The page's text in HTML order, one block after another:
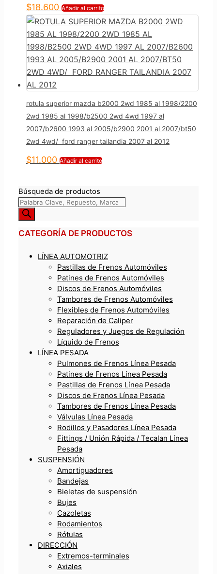
$18.600 Añadir al carrito
rotula superior mazda b2000 2wd 1985 al 1998/2200
2wd 1985 al 1998/b2500 2wd 4wd 1997 al
2007/b2600 1993 al 2005/b2900 2001 al 2007/bt50
2wd 4wd/ ford ranger tailandia 2007 al 2012
$11.000 Añadir al carrito
Búsqueda de productos
CATEGORÍA DE PRODUCTOS
LÍNEA AUTOMOTRIZ
Pastillas de Frenos Automóviles
Patines de Frenos Automóviles
Discos de Frenos Automóviles
Tambores de Frenos Automóviles
Flexibles de Frenos Automóviles
Reparación de Caliper
Reguladores y Juegos de Regulación
Líquido de Frenos
LÍNEA PESADA
Pulmones de Frenos Línea Pesada
Patines de Frenos Línea Pesada
Pastillas de Frenos Línea Pesada
Discos de Frenos Línea Pesada
Tambores de Frenos Línea Pesada
Válvulas Línea Pesada
Rodillos y Pasadores Línea Pesada
Fittings / Unión Rápida / Tecalan Línea
Pesada
SUSPENSIÓN
Amortiguadores
Bandejas
Bieletas de suspensión
Bujes
Cazoletas
Rodamientos
Rótulas
DIRECCIÓN
Extremos-terminales
Axiales